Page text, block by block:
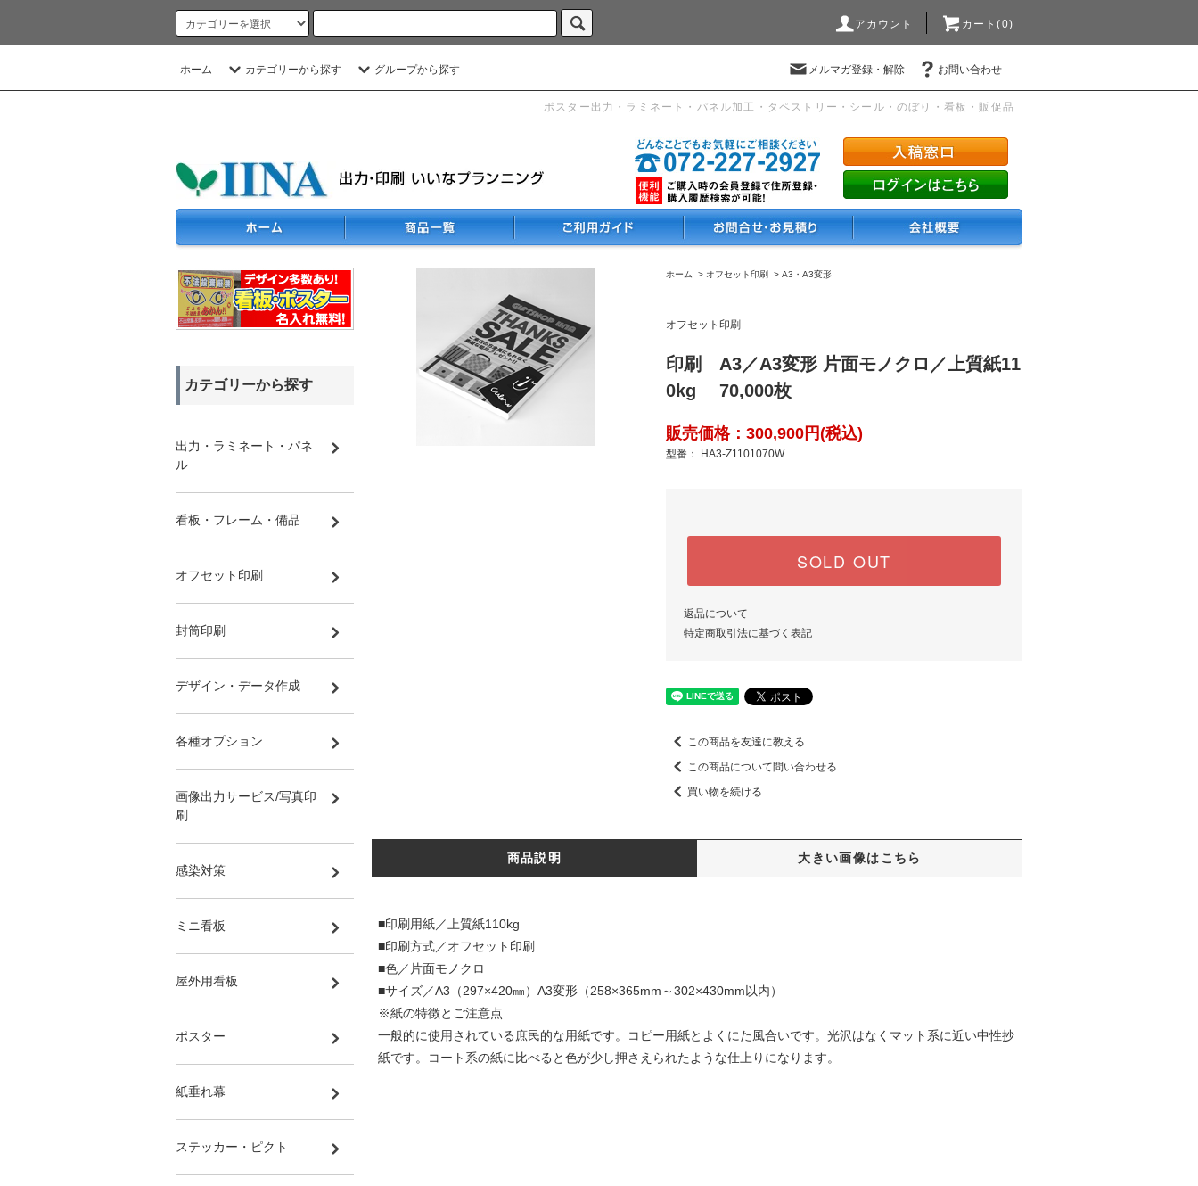
アカウント カート(0)
ホーム カテゴリーから探す グループから探す メルマガ登録・解除 お問い合わせ
ポスター出力・ラミネート・パネル加工・タペストリー・シール・のぼり・看板・販促品
ホーム > オフセット印刷 > A3・A3変形
オフセット印刷
印刷 A3／A3変形 片面モノクロ／上質紙11
0kg 70,000枚
販売価格：300,900円(税込)
型番： HA3-Z1101070W
SOLD OUT
返品について
特定商取引法に基づく表記
この商品を友達に教える
この商品について問い合わせる
買い物を続ける
商品説明 大きい画像はこちら
■印刷用紙／上質紙110kg
■印刷方式／オフセット印刷
■色／片面モノクロ
■サイズ／A3（297×420㎜）A3変形（258×365mm～302×430mm以内）
※紙の特徴とご注意点
一般的に使用されている庶民的な用紙です。コピー用紙とよくにた風合いです。光沢はなくマット系に近い中性抄
紙です。コート系の紙に比べると色が少し押さえられたような仕上りになります。
カテゴリーから探す
出力・ラミネート・パネ
ル
看板・フレーム・備品
オフセット印刷
封筒印刷
デザイン・データ作成
各種オプション
画像出力サービス/写真印
刷
感染対策
ミニ看板
屋外用看板
ポスター
紙垂れ幕
ステッカー・ピクト